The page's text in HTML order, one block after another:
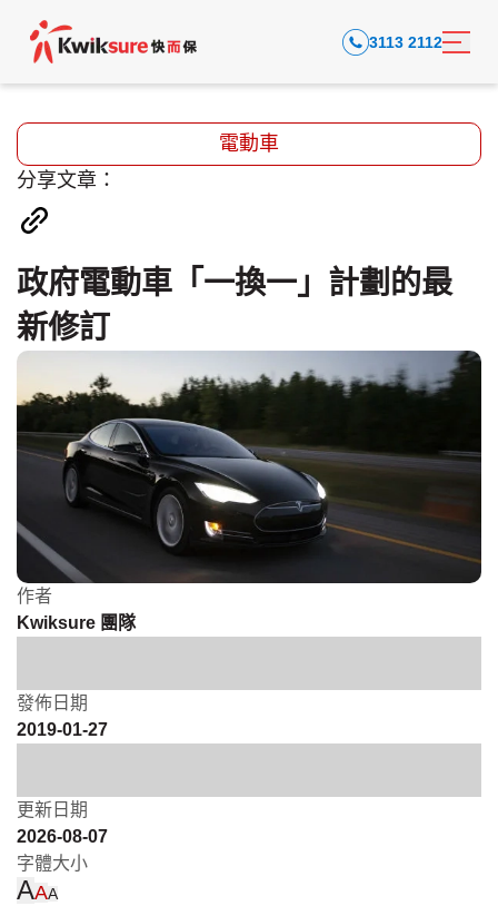
3113 2112
電動車
分享文章：
政府電動車「一換一」計劃的最
新修訂
作者
Kwiksure 團隊
發佈日期
2019-01-27
更新日期
2026-08-07
字體大小
AAA